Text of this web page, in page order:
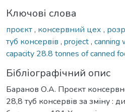
Ключові слова
проєкт, консервний цех ,
туб консервів , project, canning
capacity 28.8 tonnes of canned
Бібліографічний опис
Баранов О.А. Проєкт
28,8 туб консервів за зміну :